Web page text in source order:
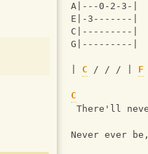
A|---0-2-3-|
E|-3-------|
C|---------|
G|---------|
C / / / | F
C
There'll
Never ever